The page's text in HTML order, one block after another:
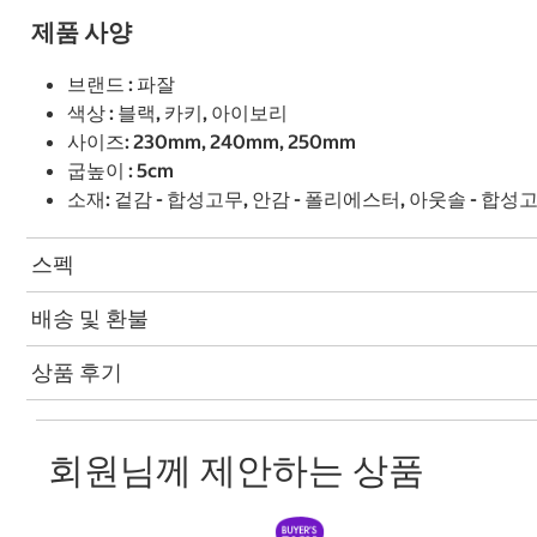
제품 사양
브랜드 : 파잘
색상 : 블랙, 카키, 아이보리
사이즈: 230mm, 240mm, 250mm
굽높이 : 5cm
소재: 겉감 - 합성고무, 안감 - 폴리에스터, 아웃솔 - 합성
스펙
배송 및 환불
상품 후기
회원님께 제안하는 상품